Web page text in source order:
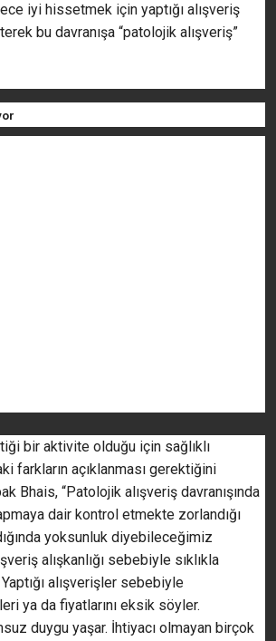
iyi hissetmek için yaptığı alışveriş
bu davranışa “patolojik alışveriş”
bir aktivite olduğu için sağlıklı
farkların açıklanması gerektiğini
Bhais, “Patolojik alışveriş davranışında
dair kontrol etmekte zorlandığı
yoksunluk diyebileceğimiz
alışkanlığı sebebiyle sıklıkla
alışverişler sebebiyle
ya da fiyatlarını eksik söyler.
duygu yaşar. İhtiyacı olmayan birçok